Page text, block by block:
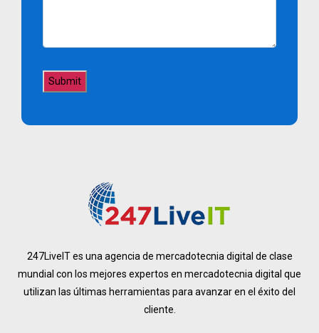
247LiveIT es una agencia de mercadotecnia digital de clase
mundial con los mejores expertos en mercadotecnia digital que
utilizan las últimas herramientas para avanzar en el éxito del
cliente.